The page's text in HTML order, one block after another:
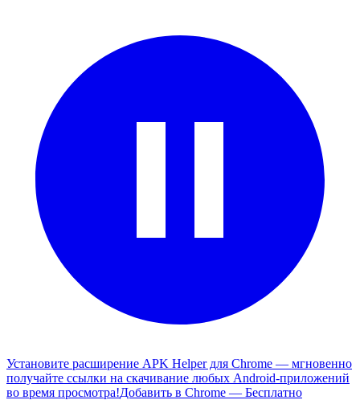
Установите расширение APK Helper для Chrome — мгновенно
получайте ссылки на скачивание любых Android-приложений
во время просмотра!Добавить в Chrome — Бесплатно